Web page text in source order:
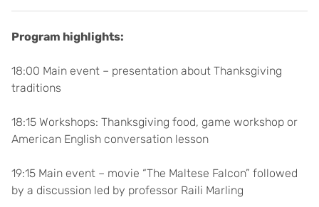
Program highlights:
18:00 Main event – presentation about Thanksgiving
traditions
18:15 Workshops: Thanksgiving food, game workshop or
American English conversation lesson
19:15 Main event – movie “The Maltese Falcon” followed
by a discussion led by professor Raili Marling